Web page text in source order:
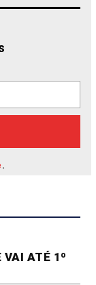
.
VAI ATÉ 1º